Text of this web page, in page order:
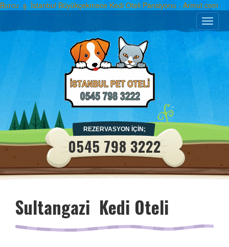
Burcu .ş. İstanbul Büyükçekmece Kedi Oteli Pansiyonu - Armut.com
Toggle
REZERVASYON İÇİN;
0545 798 3222
Sultangazi Kedi Oteli